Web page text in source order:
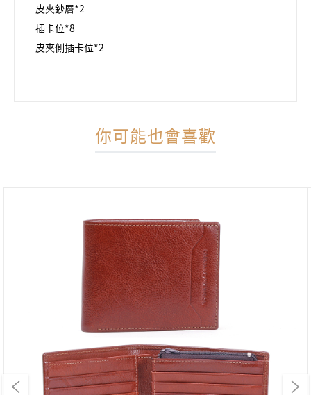
皮夾鈔層*2
插卡位*8
皮夾側插卡位*2
你可能也會喜歡